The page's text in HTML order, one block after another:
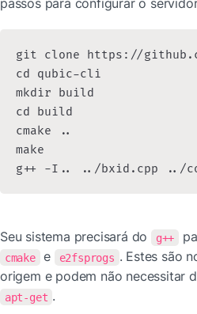
passos para configurar o
git clone https://
cd qubic-cli
mkdir build
cd build
cmake ..
make
g++ -I.. ../bxid.cpp ../
Seu sistema precisará do g++
cmake e e2fsprogs . Estes são
apt-get .